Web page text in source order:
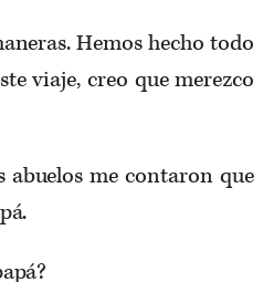
Hemos hecho todo
viaje, creo que merezco
me contaron que